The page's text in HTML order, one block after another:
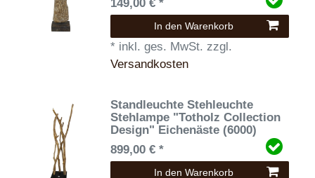
149,00 € *
In den Warenkorb
* inkl. ges. MwSt. zzgl.
Versandkosten
Standleuchte Stehleuchte
Stehlampe "Totholz Collection
Design" Eichenäste (6000)
899,00 € *
In den Warenkorb